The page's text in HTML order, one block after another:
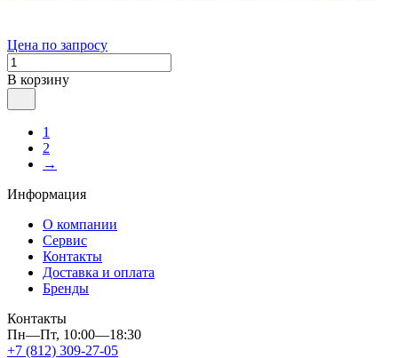
Цена по запросу
В корзину
1
2
→
Информация
О компании
Сервис
Контакты
Доставка и оплата
Бренды
Контакты
Пн—Пт, 10:00—18:30
+7 (812) 309-27-05